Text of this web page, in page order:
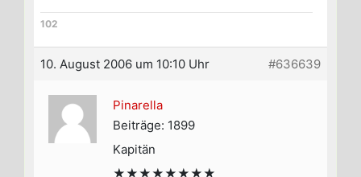
102
10. August 2006 um 10:10 Uhr #636639
Pinarella
Beiträge: 1899
Kapitän
★★★★★★★★